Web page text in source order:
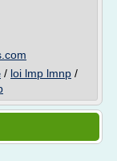
/ loi lmp lmnp /